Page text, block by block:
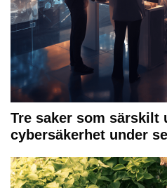
Tre saker som särskilt
cybersäkerhet under